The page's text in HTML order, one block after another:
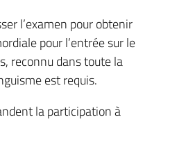
l’examen pour obtenir
pour l’entrée sur le
reconnu dans toute la
est requis.
la participation à